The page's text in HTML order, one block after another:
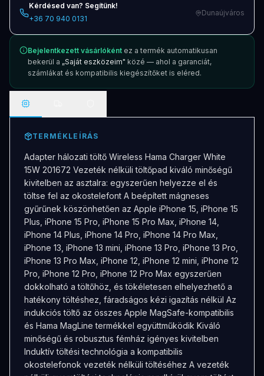
Kérdésed van? Segítünk!
+36 70 940 0131
Dunaújváros
Bejelentkezett vásárlóként ez a termék automatikusan
bekerül a „Saját eszközeim" közé — ahol a garanciát,
számlákat és kompatibilis kiegészítőket is eléred.
TERMÉKLEÍRÁS
Adapter hálozati töltő Wireless Hama Charger White
15W 201672 Vezeték nélküli töltőpad kiváló minőségű
kivitelben az asztalra: egyszerűen helyezze el és
töltse fel az okostelefont A beépített mágneses
gyűrűnek köszönhetően az Apple iPhone 15, iPhone 15
Plus, iPhone 15 Pro, iPhone 15 Pro Max, iPhone 14,
iPhone 14 Plus, iPhone 14 Pro, iPhone 14 Pro Max,
iPhone 13, iPhone 13 mini, iPhone 13 Pro, iPhone 13 Pro,
iPhone 13 Pro Max, iPhone 12, iPhone 12 mini, iPhone 12
Pro, iPhone 12 Pro, iPhone 12 Pro Max egyszerűen
dokkolható a töltőhöz, és tökéletesen elhelyezhető a
hatékony töltéshez, fáradságos kézi igazítás nélkül Az
indukciós töltő az összes Apple MagSafe-kompatibilis
és Hama MagLine termékkel együttműködik Kiváló
minőségű és robusztus fémház igényes kivitelben
Induktív töltési technológia a kompatibilis
okostelefonok vezeték nélküli töltéséhez A vezeték